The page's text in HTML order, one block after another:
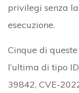
privilegi senza
esecuzione.
Cinque di
l’ultima di tipo
39842, CVE-